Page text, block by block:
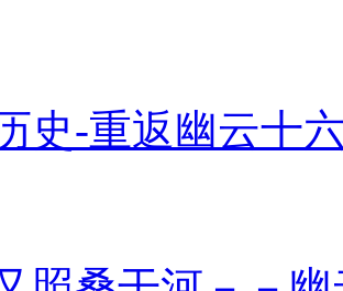
史-重返幽云十